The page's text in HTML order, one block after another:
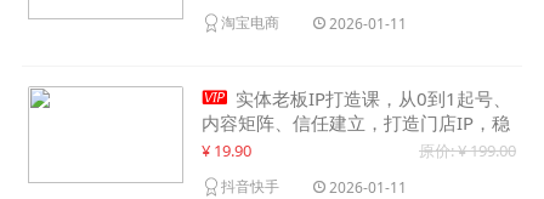
淘宝电商 2026-01-11
 实体老板IP打造课，从0到1起号、
内容矩阵、信任建立，打造门店IP，稳
定获客增收
¥ 19.90 原价: ¥ 199.00
抖音快手 2026-01-11